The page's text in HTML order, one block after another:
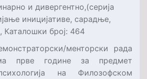
и дивергентно,(серија
иницијативе, сарадње,
, Каталошки број: 464
менторски рада
прве године за предмет
на Филозофском